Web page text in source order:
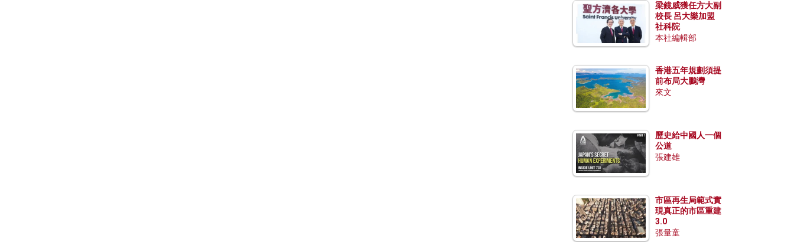
梁鏡威獲任方大副
校長 呂大樂加盟
社科院
本社編輯部
香港五年規劃須提
前布局大鵬灣
來文
歷史給中國人一個
公道
張建雄
市區再生局範式實
現真正的市區重建
3.0
張量童